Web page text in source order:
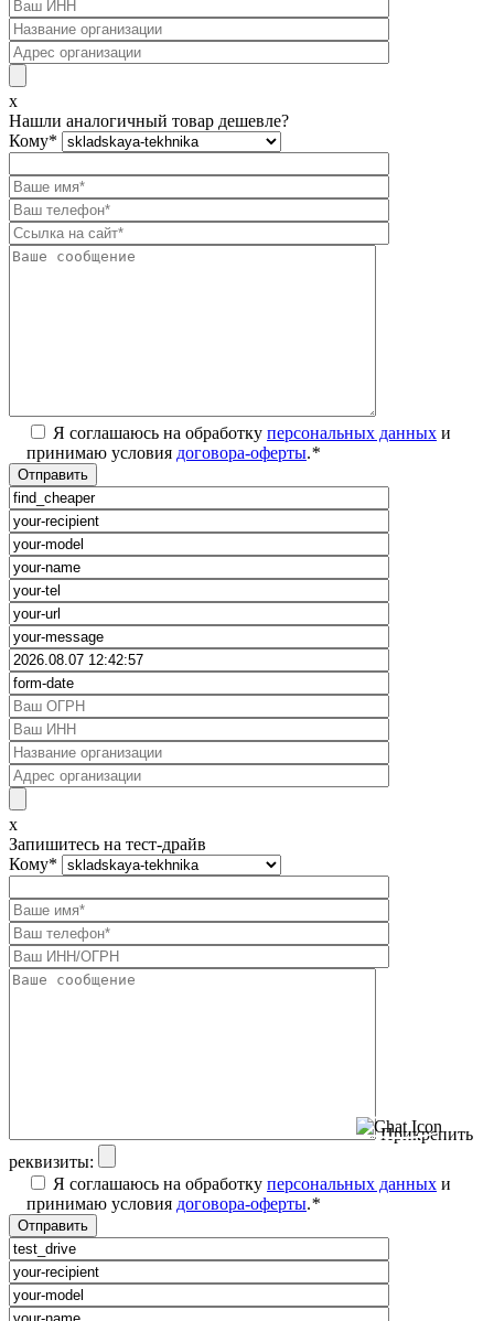
x
Нашли аналогичный товар дешевле?
Кому*
Я соглашаюсь на обработку персональных данных и
принимаю условия договора-оферты.*
x
Запишитесь на тест-драйв
Кому*
Прикрепить
реквизиты:
Я соглашаюсь на обработку персональных данных и
принимаю условия договора-оферты.*